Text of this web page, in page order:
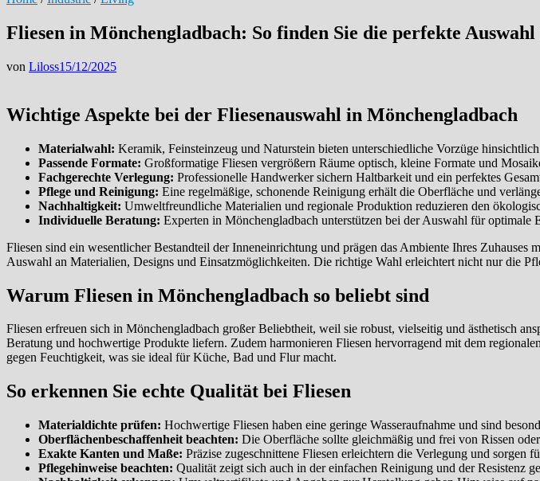
Fliesen in Mönchengladbach: So finden Sie die perfekte
von Liloss15/12/2025
Wichtige Aspekte bei der Fliesenauswahl in Mönchengladbach
Materialwahl: Keramik, Feinsteinzeug und Naturstein bieten unterschiedliche Vorzüge
Passende Formate: Großformatige Fliesen vergrößern Räume optisch, kleine Formate und
Fachgerechte Verlegung: Professionelle Handwerker sichern Haltbarkeit und ein perfektes
Pflege und Reinigung: Eine regelmäßige, schonende Reinigung erhält die Oberfläche und
Nachhaltigkeit: Umweltfreundliche Materialien und regionale Produktion reduzieren den
Individuelle Beratung: Experten in Mönchengladbach unterstützen bei der Auswahl für optimale
Fliesen sind ein wesentlicher Bestandteil der Inneneinrichtung und prägen das Ambiente Ihres
Auswahl an Materialien, Designs und Einsatzmöglichkeiten. Die richtige Wahl erleichtert nicht nur die
Warum Fliesen in Mönchengladbach so beliebt sind
Fliesen erfreuen sich in Mönchengladbach großer Beliebtheit, weil sie robust, vielseitig und ästhetisch
Beratung und hochwertige Produkte liefern. Zudem harmonieren Fliesen hervorragend mit dem
gegen Feuchtigkeit, was sie ideal für Küche, Bad und Flur macht.
So erkennen Sie echte Qualität bei Fliesen
Materialdichte prüfen: Hochwertige Fliesen haben eine geringe Wasseraufnahme und sind
Oberflächenbeschaffenheit beachten: Die Oberfläche sollte gleichmäßig und frei von Rissen
Exakte Kanten und Maße: Präzise zugeschnittene Fliesen erleichtern die Verlegung und sorgen
Pflegehinweise beachten: Qualität zeigt sich auch in der einfachen Reinigung und der Resistenz